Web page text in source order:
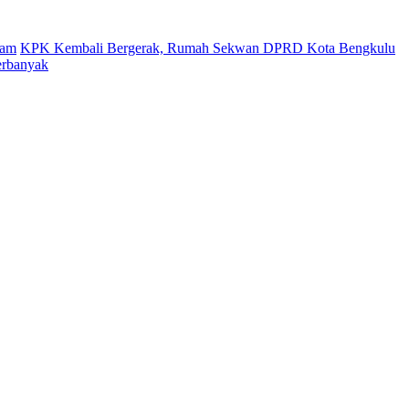
KPK Kembali Bergerak, Rumah Sekwan DPRD Kota Bengkulu